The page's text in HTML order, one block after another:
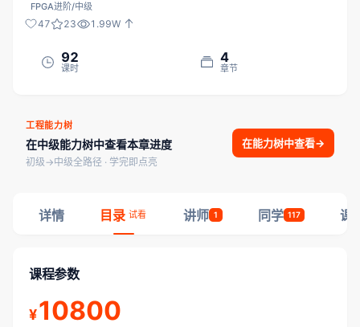
FPGA进阶/中级
47 23 1.99W
92
课时
4
章节
工程能力树
在中级能力树中查看本章进度
初级→中级全路径 · 学完即点亮
在能力树中查看→
详情 目录 试看 讲师 1 同学 117 课
课程参数
¥10800